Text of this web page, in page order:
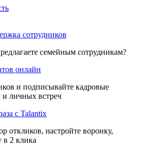
сотрудников
семейным сотрудникам?
онлайн
и подписывайте кадровые
и личных встреч
с Talantix
откликов, настройте воронку,
в 2 клика